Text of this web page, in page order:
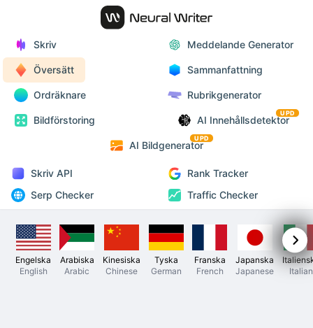
Skriv Meddelande Generator
Översätt Sammanfattning
Ordräknare Rubrikgenerator
Bildförstoring AI Innehållsdetektor
UPD
AI Bildgenerator
UPD
Skriv API
Rank Tracker
Serp Checker
Traffic Checker
Engelska
English
Arabiska
Arabic
Kinesiska
Chinese
Tyska
German
Franska
French
Japanska
Japanese
Italian